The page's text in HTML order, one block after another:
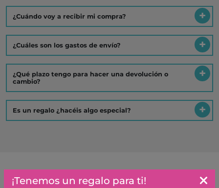
¿Cuándo voy a recibir mi compra?
¿Cuáles son los gastos de envío?
¿Qué plazo tengo para hacer una devolución o
cambio?
Es un regalo ¿hacéis algo especial?
Artículos similares o que combinan
¡Tenemos un regalo para ti!